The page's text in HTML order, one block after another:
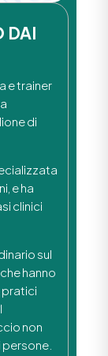
DAI
e trainer
di
e ha
clinici
sul
hanno
non